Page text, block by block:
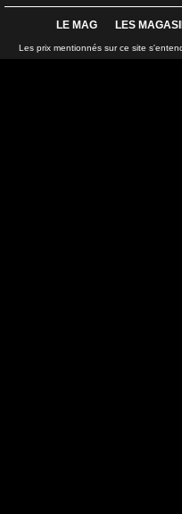
LE MAG LES
Les prix mentionnés sur ce site